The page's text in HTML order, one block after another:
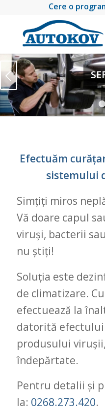
Cere o
Efectuăm
sistemului
Simțiți miros
Vă doare capul
viruși, bacterii
nu știți!
Soluția este
de climatizare.
efectuează la
datorită
produsului
îndepărtate.
Pentru detalii și
la: 0268.273.420.